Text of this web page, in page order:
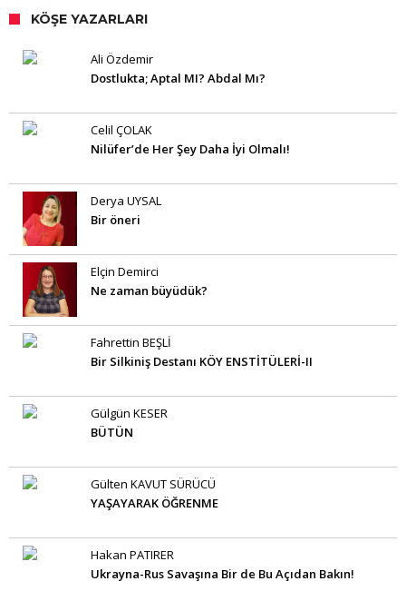
KÖŞE YAZARLARI
Ali Özdemir
Dostlukta; Aptal MI? Abdal Mı?
Celil ÇOLAK
Nilüfer’de Her Şey Daha İyi Olmalı!
Derya UYSAL
Bir öneri
Elçin Demirci
Ne zaman büyüdük?
Fahrettin BEŞLİ
Bir Silkiniş Destanı KÖY ENSTİTÜLERİ-II
Gülgün KESER
BÜTÜN
Gülten KAVUT SÜRÜCÜ
YAŞAYARAK ÖĞRENME
Hakan PATIRER
Ukrayna-Rus Savaşına Bir de Bu Açıdan Bakın!